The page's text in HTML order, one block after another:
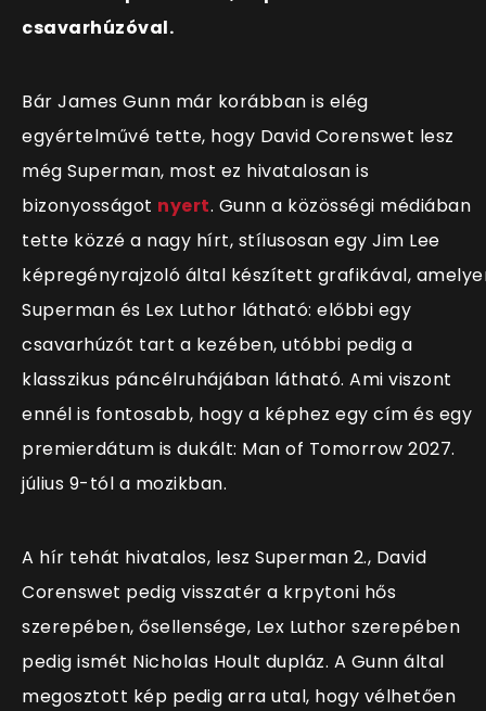
csavarhúzóval.
Bár James Gunn már korábban is elég
egyértelművé tette, hogy David Corenswet lesz
még Superman, most ez hivatalosan is
bizonyosságot nyert. Gunn a közösségi médiában
tette közzé a nagy hírt, stílusosan egy Jim Lee
képregényrajzoló által készített grafikával,
Superman és Lex Luthor látható: előbbi egy
csavarhúzót tart a kezében, utóbbi pedig a
klasszikus páncélruhájában látható. Ami viszont
ennél is fontosabb, hogy a képhez egy cím és egy
premierdátum is dukált: Man of Tomorrow 2027.
július 9-tól a mozikban.
A hír tehát hivatalos, lesz Superman 2., David
Corenswet pedig visszatér a krpytoni hős
szerepében, ősellensége, Lex Luthor szerepében
pedig ismét Nicholas Hoult dupláz. A Gunn által
megosztott kép pedig arra utal, hogy vélhetően